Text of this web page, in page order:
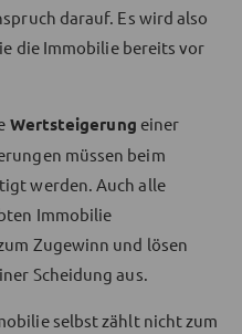
darauf. Es wird also
die Immobilie bereits vor
Wertsteigerung einer
müssen beim
werden. Auch alle
Immobilie
Zugewinn und lösen
Scheidung aus.
selbst zählt nicht zum